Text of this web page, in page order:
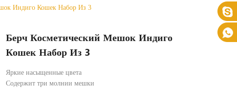
Индиго Кошек Набор Из 3
Берч Косметический Мешок Индиго
Кошек Набор Из 3
Яркие насыщенные цвета
Содержит три молнии мешки